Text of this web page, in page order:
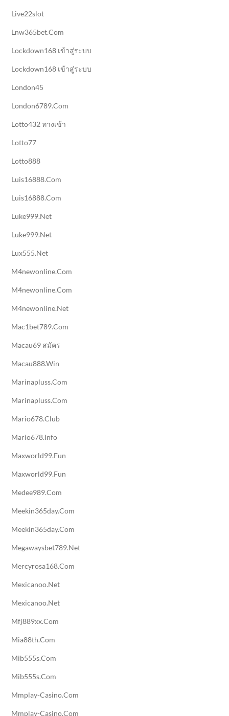
Live22slot
Lnw365bet.com
Lockdown168 เข้าสู่ระบบ
Lockdown168 เข้าสู่ระบบ
London45
London6789.com
Lotto432 ทางเข้า
Lotto77
Lotto888
Luis16888.com
Luis16888.com
Luke999.net
Luke999.net
Lux555.net
M4newonline.com
M4newonline.com
M4newonline.net
Mac1bet789.com
Macau69 สมัคร
Macau888.win
Marinapluss.com
Marinapluss.com
Mario678.club
Mario678.info
Maxworld99.fun
Maxworld99.fun
Medee989.com
Meekin365day.com
Meekin365day.com
Megawaysbet789.net
Mercyrosa168.com
Mexicanoo.net
Mexicanoo.net
Mfj889xx.com
Mia88th.com
Mib555s.com
Mib555s.com
Mmplay-Casino.com
Mmplay-Casino.com